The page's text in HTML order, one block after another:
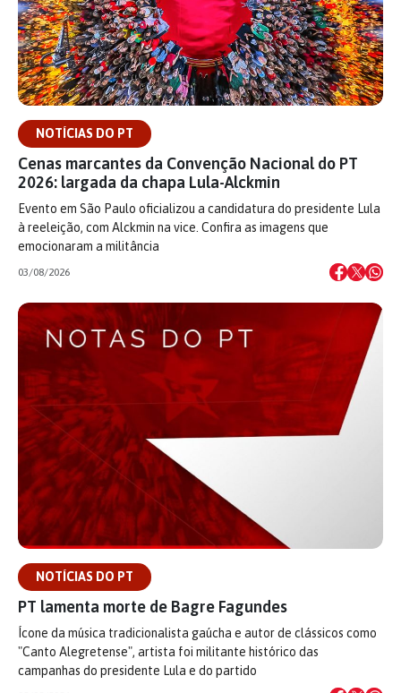
NOTÍCIAS DO PT
Cenas marcantes da Convenção Nacional do PT
2026: largada da chapa Lula-Alckmin
Evento em São Paulo oficializou a candidatura do presidente Lula
à reeleição, com Alckmin na vice. Confira as imagens que
emocionaram a militância
03/08/2026
NOTÍCIAS DO PT
PT lamenta morte de Bagre Fagundes
Ícone da música tradicionalista gaúcha e autor de clássicos como
"Canto Alegretense", artista foi militante histórico das
campanhas do presidente Lula e do partido